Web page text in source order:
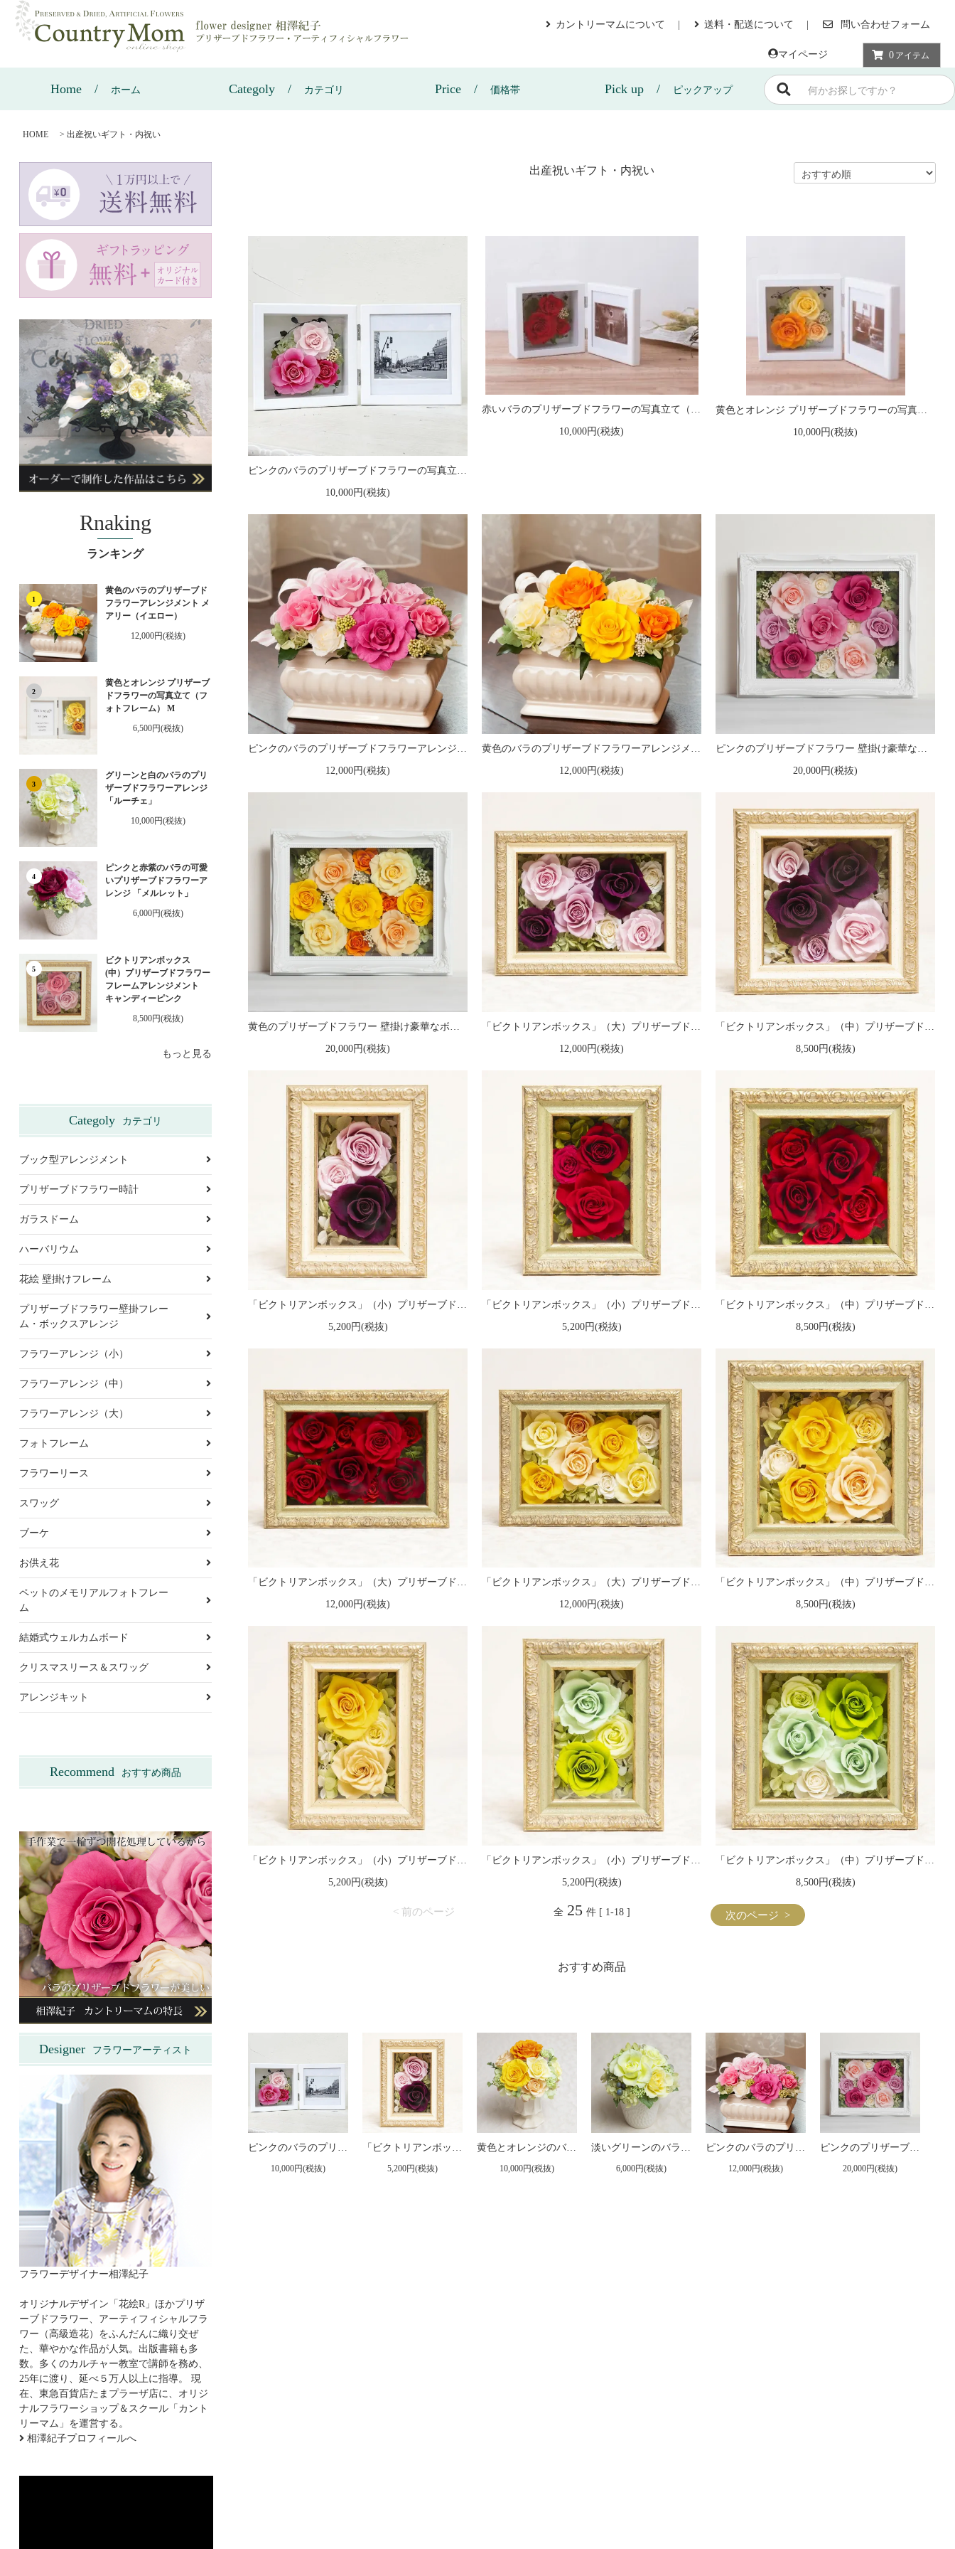
カントリーマムについて 送料・配送について 問い合わせフォーム
マイページ 0 アイテム
Home ホーム Categoly カテゴリ Price 価格帯 Pick up ピックアップ
HOME > 出産祝いギフト・内祝い
出産祝いギフト・内祝い
10,000円(税抜)
赤いバラのプリザーブドフラワーの写真立て（フォトフレーム） L（レッド） ※ギフトタイプ2
10,000円(税抜)
黄色とオレンジ プリザーブドフラワーの写真立て（フォトフレーム） L（イエロー） ※ギフトタイプ2
10,000円(税抜)
12,000円(税抜) 12,000円(税抜) 20,000円(税抜)
20,000円(税抜) 12,000円(税抜) 8,500円(税抜)
5,200円(税抜) 5,200円(税抜) 8,500円(税抜)
「ビクトリアンボックス」（大）プリザーブドフラワー フレームアレンジメント 赤
12,000円(税抜)
「ビクトリアンボックス」（大）プリザーブドフラワー フレームアレンジメント 黄
12,000円(税抜)
「ビクトリアンボックス」（中）プリザーブドフラワー フレームアレンジメント 黄
8,500円(税抜)
「ビクトリアンボックス」（小）プリザーブドフラワー フレームアレンジメント 黄
5,200円(税抜)
「ビクトリアンボックス」（小）プリザーブドフラワー フレームアレンジメント グリーン
5,200円(税抜)
「ビクトリアンボックス」（中）プリザーブドフラワー フレームアレンジメント グリーン
8,500円(税抜)
< 前のページ 次のページ >
全 25 件 [ 1-18 ]
おすすめ商品
ピンクのバラのプリザーブドフラワーの写真立て（フォトフレーム） L（ピンク） ※ギフトタイプ2
10,000円(税抜)
「ビクトリアンボックス」（小）プリザーブドフラワー フレームアレンジメント ピンク
5,200円(税抜)
黄色とオレンジのバラのプリザーブドフラワーアレンジ 「ルーチェ」
10,000円(税抜)
淡いグリーンのバラの可愛いプリザーブドフラワーアレンジ 「メルレット」
6,000円(税抜)
ピンクのバラのプリザーブドフラワーアレンジメント メアリー（ピンク）
12,000円(税抜)
ピンクのプリザーブドフラワー 壁掛け豪華なボックスフレームアレンジメント ヨーロピアン （ピンク） ※ギフトタイプ2
20,000円(税抜)
Rnaking
ランキング
1
黄色のバラのプリザーブド
フラワーアレンジメント メ
アリー（イエロー）
12,000円(税抜)
2
黄色とオレンジ プリザーブ
ドフラワーの写真立て（フ
ォトフレーム） M
6,500円(税抜)
3
グリーンと白のバラのプリ
ザーブドフラワーアレンジ
「ルーチェ」
10,000円(税抜)
4
ピンクと赤紫のバラの可愛
いプリザーブドフラワーア
レンジ 「メルレット」
6,000円(税抜)
5
ビクトリアンボックス
(中）プリザーブドフラワー
フレームアレンジメント
キャンディーピンク
8,500円(税抜)
もっと見る
Categoly カテゴリ
ブック型アレンジメント
プリザーブドフラワー時計
ガラスドーム
ハーバリウム
花絵 壁掛けフレーム
プリザーブドフラワー壁掛フレー
ム・ボックスアレンジ
フラワーアレンジ（小）
フラワーアレンジ（中）
フラワーアレンジ（大）
フォトフレーム
フラワーリース
スワッグ
ブーケ
お供え花
ペットのメモリアルフォトフレー
ム
結婚式ウェルカムボード
クリスマスリース＆スワッグ
アレンジキット
Recommend おすすめ商品
Designer フラワーアーティスト
フラワーデザイナー相澤紀子
オリジナルデザイン「花絵R」ほかプリザ
ーブドフラワー、アーティフィシャルフラ
ワー（高級造花）をふんだんに織り交ぜ
た、華やかな作品が人気。出版書籍も多
数。多くのカルチャー教室で講師を務め、
25年に渡り、延べ５万人以上に指導。 現
在、東急百貨店たまプラーザ店に、オリジ
ナルフラワーショップ＆スクール「カント
リーマム」を運営する。
相澤紀子プロフィールへ